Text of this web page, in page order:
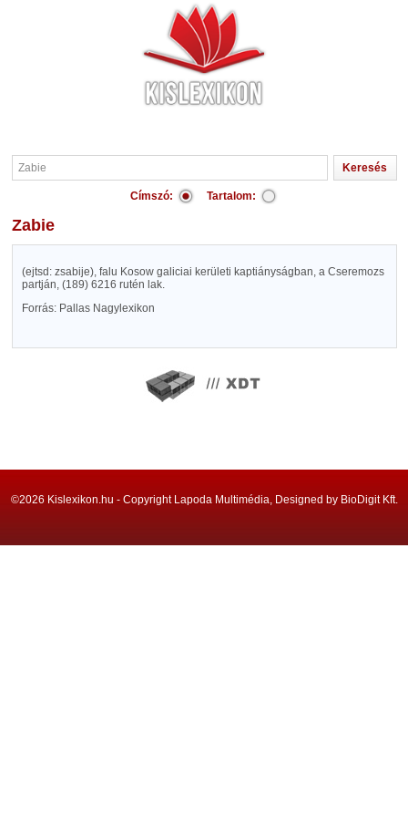
Címszó: Tartalom:
Zabie
(ejtsd: zsabije), falu Kosow galiciai kerületi kaptiányságban, a Cseremozs
partján, (189) 6216 rutén lak.
Forrás: Pallas Nagylexikon
©2026 Kislexikon.hu - Copyright Lapoda Multimédia, Designed by BioDigit Kft.